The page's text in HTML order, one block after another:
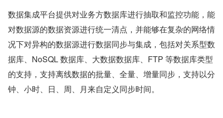
数据集成平台提供对业务方数据库进行抽取和监控功能，能
对数据源的数据资源进行统一清点，并能够在复杂的网络情
况下对异构的数据源进行数据同步与集成，包括对关系型数
据库、NoSQL 数据库、大数据数据库、FTP 等数据库类型
的支持，支持离线数据的批量、全量、增量同步，支持以分
钟、小时、日、周、月来自定义同步时间。